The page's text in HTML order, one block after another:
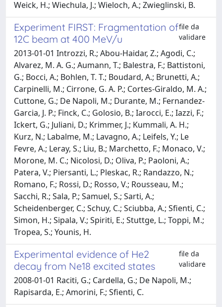
Weick, H.; Wiechula, J.; Wieloch, A.; Zwieglinski, B.
Experiment FIRST: Fragmentation of
12C beam at 400 MeV/u
file da
validare
2013-01-01 Introzzi, R.; Abou-Haidar, Z.; Agodi, C.;
Alvarez, M. A. G.; Aumann, T.; Balestra, F.; Battistoni,
G.; Bocci, A.; Bohlen, T. T.; Boudard, A.; Brunetti, A.;
Carpinelli, M.; Cirrone, G. A. P.; Cortes-Giraldo, M. A.;
Cuttone, G.; De Napoli, M.; Durante, M.; Fernandez-
Garcia, J. P.; Finck, C.; Golosio, B.; Iarocci, E.; Iazzi, F.;
Ickert, G.; Juliani, D.; Krimmer, J.; Kummali, A. H.;
Kurz, N.; Labalme, M.; Lavagno, A.; Leifels, Y.; Le
Fevre, A.; Leray, S.; Liu, B.; Marchetto, F.; Monaco, V.;
Morone, M. C.; Nicolosi, D.; Oliva, P.; Paoloni, A.;
Patera, V.; Piersanti, L.; Pleskac, R.; Randazzo, N.;
Romano, F.; Rossi, D.; Rosso, V.; Rousseau, M.;
Sacchi, R.; Sala, P.; Samuel, S.; Sarti, A.;
Scheidenberger, C.; Schuy, C.; Sciubba, A.; Sfienti, C.;
Simon, H.; Sipala, V.; Spiriti, E.; Stuttge, L.; Toppi, M.;
Tropea, S.; Younis, H.
Experimental evidence of He2
decay from Ne18 excited states
file da
validare
2008-01-01 Raciti, G.; Cardella, G.; De Napoli, M.;
Rapisarda, E.; Amorini, F.; Sfienti, C.